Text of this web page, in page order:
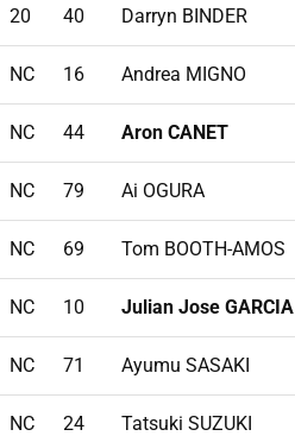
20 40 Darryn BINDER
NC 16 Andrea MIGNO
NC 44 Aron CANET
NC 79 Ai OGURA
NC 69 Tom BOOTH-AMOS
NC 10 Julian Jose GARCIA
NC 71 Ayumu SASAKI
NC 24 Tatsuki SUZUKI